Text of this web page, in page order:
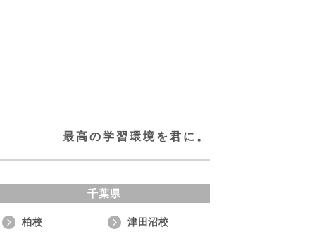
最高の学習環境を君に。
千葉県
柏校 津田沼校